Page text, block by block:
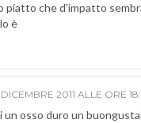
che d'impatto
è
2011 ALLE ORE
osso duro un